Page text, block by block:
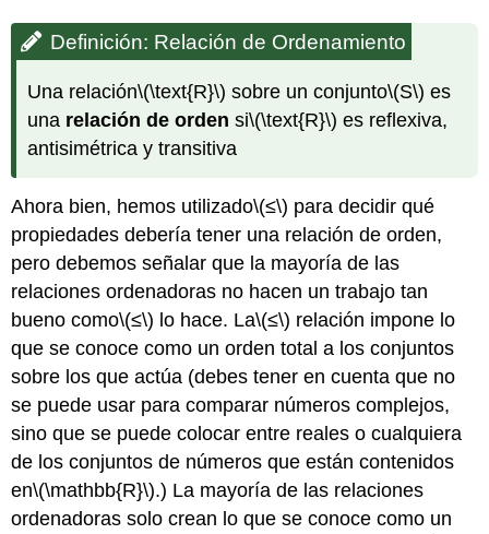
Definición: Relación de Ordenamiento
Una relación\(\text{R}\) sobre un conjunto\(S\) es
una relación de orden si\(\text{R}\) es reflexiva,
antisimétrica y transitiva
Ahora bien, hemos utilizado\(≤\) para decidir qué
propiedades debería tener una relación de orden,
pero debemos señalar que la mayoría de las
relaciones ordenadoras no hacen un trabajo tan
bueno como\(≤\) lo hace. La\(≤\) relación impone lo
que se conoce como un orden total a los conjuntos
sobre los que actúa (debes tener en cuenta que no
se puede usar para comparar números complejos,
sino que se puede colocar entre reales o cualquiera
de los conjuntos de números que están contenidos
en\(\mathbb{R}\).) La mayoría de las relaciones
ordenadoras solo crean lo que se conoce como un